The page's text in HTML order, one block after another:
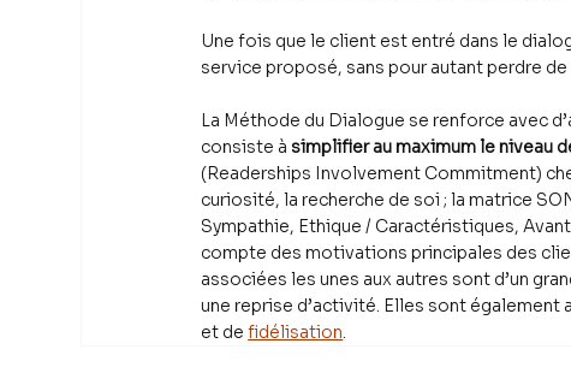
Une fois que le client est entré dans le
service proposé, sans pour autant perdre
La Méthode du Dialogue se renforce avec
consiste à simplifier au maximum le niveau
(Readerships Involvement Commitment)
curiosité, la recherche de soi ; la matrice
Sympathie, Ethique / Caractéristiques,
compte des motivations principales des
associées les unes aux autres sont d’un
une reprise d’activité. Elles sont
et de fidélisation.